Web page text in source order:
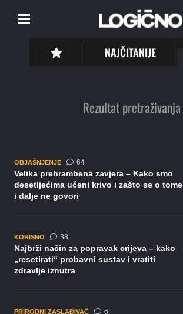
NAJČITANIJE
Rezultat pretraživanja
OBJAŠNJENJE 64komentara
Velika prehrambena zavjera – Kako smo
desetljećima učeni krivo i zašto se o tome
i dalje ne govori
KORISNO 38komentara
Najbrži način za popravak crijeva – kako
„resetirati“ probavni sustav i vratiti
zdravlje iznutra
PRIRODNI ZASLAĐIVAČ 6komentara